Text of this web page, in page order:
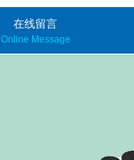
在线留言
Online Message